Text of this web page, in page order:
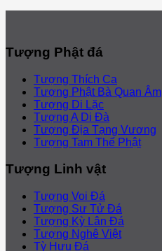
Tượng Phật đá
Tượng Thích Ca
Tượng Phật Bà Quan Âm
Tượng Di Lặc
Tượng A Di Đà
Tượng Địa Tạng Vương
Tượng Tam Thế Phật
Tượng Linh vật
Tượng Voi Đá
Tượng Sư Tử Đá
Tượng Kỳ Lân Đá
Tượng Nghê Việt
Tỳ Hưu Đá